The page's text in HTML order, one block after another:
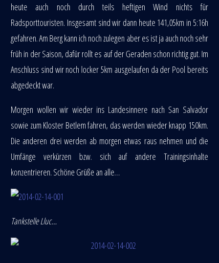
heute auch noch durch teils heftigen Wind nichts für
Radsporttouristen. Insgesamt sind wir dann heute 141,05km in 5:16h
gefahren. Am Berg kann ich noch zulegen aber es ist ja auch noch sehr
früh in der Saison, dafür rollt es auf der Geraden schon richtig gut. Im
Anschluss sind wir noch locker 5km ausgelaufen da der Pool bereits
abgedeckt war.
Morgen wollen wir wieder ins Landesinnere nach San Salvador
sowie zum Kloster Betlem fahren, das werden wieder knapp 150km.
Die anderen drei werden ab morgen etwas raus nehmen und die
Umfänge verkürzen bzw. sich auf andere Trainingsinhalte
konzentrieren. Schöne Grüße an alle…
Tankstelle Lluc…